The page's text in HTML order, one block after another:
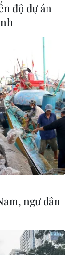
về hoạt
Tiên về các
của Khu
biên giới cùng
độ dự án
ngư dân